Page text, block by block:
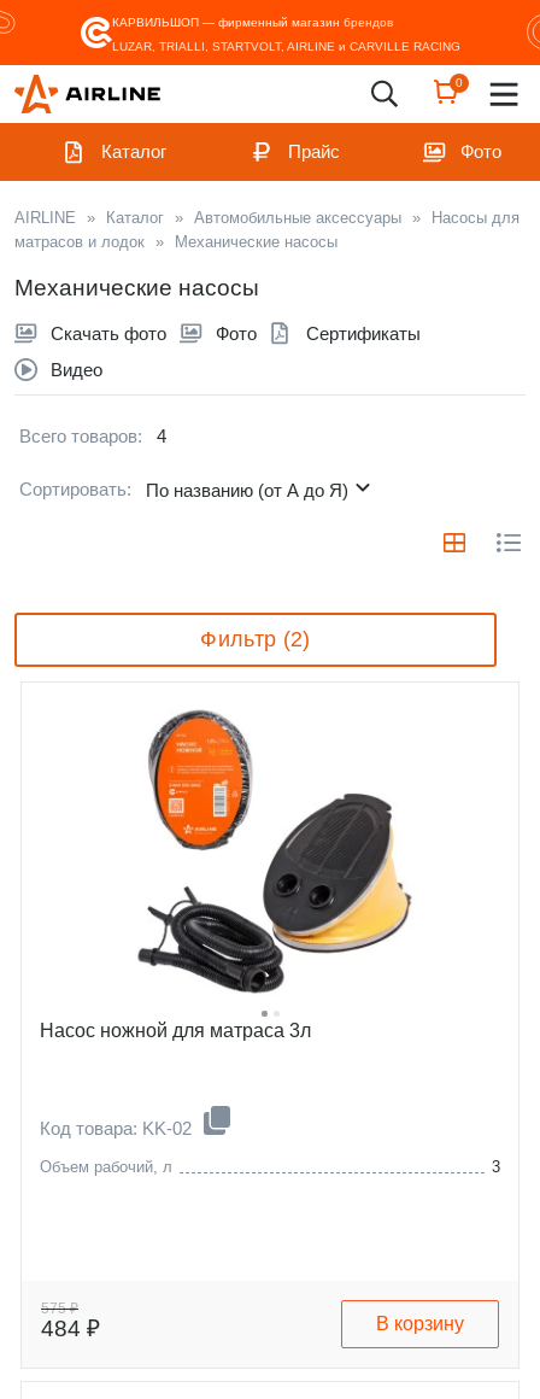
КАРВИЛЬШОП — фирменный магазин брендов
LUZAR, TRIALLI, STARTVOLT, AIRLINE и CARVILLE RACING
0
Каталог Прайс Фото
AIRLINE » Каталог » Автомобильные аксессуары »
Насосы для
матрасов и лодок » Механические насосы
Механические насосы
Скачать фото Фото
Сертификаты
Видео
Всего товаров: 4
Сортировать: По названию (от А до Я)
Фильтр (2)
Насос ножной для матраса 3л
Код товара: KK-02
Объем рабочий, л 3
575 ₽
484 ₽ В корзину